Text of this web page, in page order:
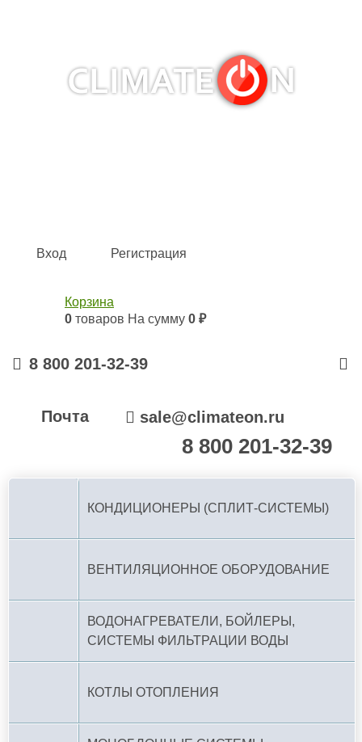
Вход Регистрация
Корзина
0 товаров На сумму 0 ₽
8 800 201-32-39
Почта sale@climateon.ru
8 800 201-32-39
КОНДИЦИОНЕРЫ (СПЛИТ-СИСТЕМЫ)
ВЕНТИЛЯЦИОННОЕ ОБОРУДОВАНИЕ
ВОДОНАГРЕВАТЕЛИ, БОЙЛЕРЫ,
СИСТЕМЫ ФИЛЬТРАЦИИ ВОДЫ
КОТЛЫ ОТОПЛЕНИЯ